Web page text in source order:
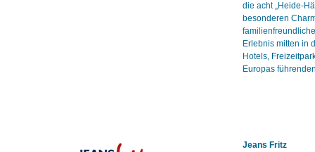
die acht „Heide-
besonderen
Erlebnis mitten in
Hotels,
Europas
Jeans Fritz